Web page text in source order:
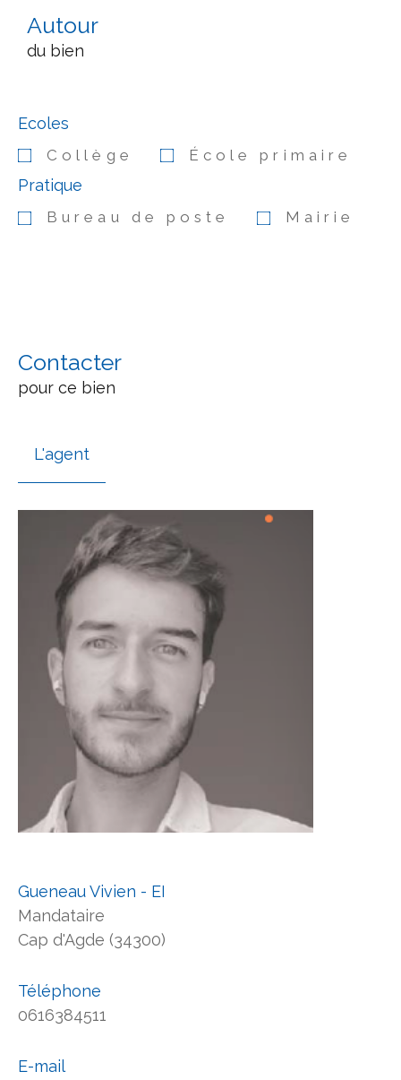
Autour
du bien
Ecoles
Collège École primaire
Pratique
Bureau de poste Mairie
Contacter
pour ce bien
L'agent
Gueneau Vivien - EI
Mandataire
Cap d'Agde (34300)
Téléphone
0616384511
E-mail